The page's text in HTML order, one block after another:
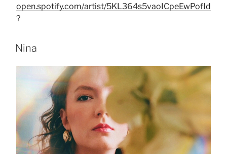
open.spotify.com/artist/5KL364s5vaoICpeEwPofId
?
Nina